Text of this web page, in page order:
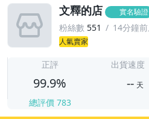
文釋的店 實名驗證
粉絲數 551 14分鐘
人氣賣家
正評
99.9%
總評價 783
出貨速度
-- 天